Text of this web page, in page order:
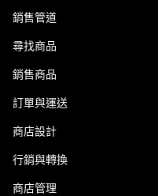
銷售管道
尋找商品
銷售商品
訂單與運送
商店設計
行銷與轉換
商店管理